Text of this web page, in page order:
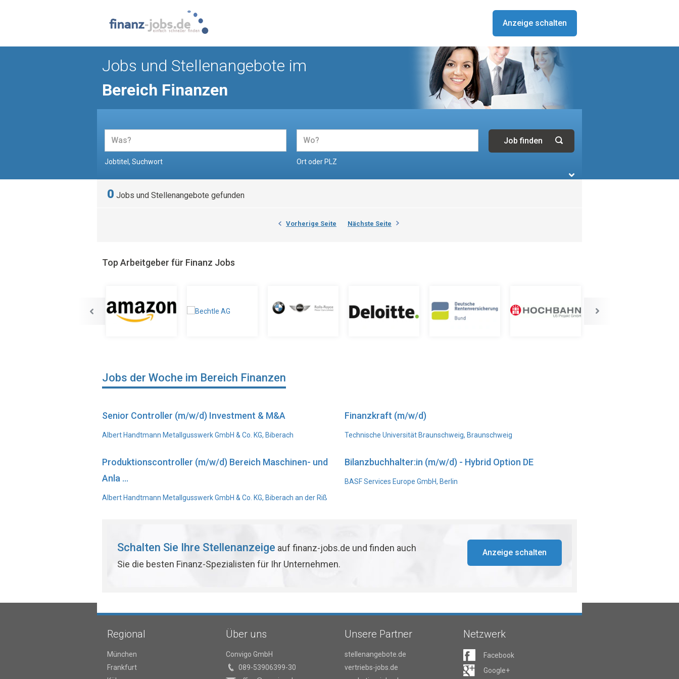
Anzeige schalten
Jobs und Stellenangebote im
Bereich Finanzen
Jobtitel, Suchwort Ort oder PLZ
0 Jobs und Stellenangebote gefunden
Vorherige Seite Nächste Seite
Top Arbeitgeber für Finanz Jobs
Jobs der Woche im Bereich Finanzen
Senior Controller (m/w/d) Investment & M&A
Albert Handtmann Metallgusswerk GmbH & Co. KG, Biberach
Finanzkraft (m/w/d)
Technische Universität Braunschweig, Braunschweig
Produktionscontroller (m/w/d) Bereich Maschinen- und
Anla ...
Albert Handtmann Metallgusswerk GmbH & Co. KG, Biberach an der Riß
Bilanzbuchhalter:in (m/w/d) - Hybrid Option DE
BASF Services Europe GmbH, Berlin
Schalten Sie Ihre Stellenanzeige auf finanz-jobs.de und finden auch
Sie die besten Finanz-Spezialisten für Ihr Unternehmen.
Anzeige schalten
Regional
München
Frankfurt
Über uns
Convigo GmbH
089-53906399-30
Unsere Partner
stellenangebote.de
vertriebs-jobs.de
Netzwerk
Facebook
Google+